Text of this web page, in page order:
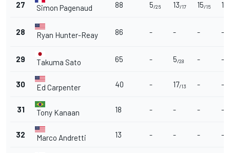
27 Simon Pagenaud 88 5/26 13/17 15/15 12
28 Ryan Hunter-Reay 86 - - - -
29 Takuma Sato 65 - 5/28 - -
30 Ed Carpenter 40 - 17/13 - -
31 Tony Kanaan 18 - - - -
32 Marco Andretti 13 - - - -